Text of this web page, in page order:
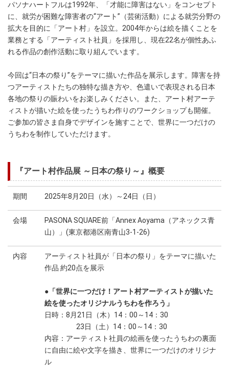
パソナハートフルは1992年、「才能に障害はない」をコンセプト
に、就労が困難な障害者の“アート”（芸術活動）による就労分野の
拡大を目的に「アート村」を設立。2004年からは絵を描くことを
業務とする「アーティスト社員」を採用し、現在22名が個性あふ
れる作品の創作活動に取り組んでいます。
今回は“日本の祭り”をテーマに描いた作品を展示します。障害を持
つアーティストたちの独特な描き方や、色遣いで表現される日本
各地の祭りの賑わいをお楽しみください。また、アート村アーテ
ィストが描いた絵を使ったうちわ作りのワークショップも開催。
ご参加の皆さま自身でデザインを施すことで、世界に一つだけの
うちわを制作していただけます。
『アート村作品展 ～日本の祭り～』概要
期間 2025年8月20日（水）～24日（日）
会場
PASONA SQUARE前「Annex Aoyama（アネックス青
山）」(東京都港区南青山3-1-26)
内容
アーティスト社員が「日本の祭り」をテーマに描いた
作品 約20点を展示
●「世界に一つだけ！アート村アーティストが描いた
絵を使ったオリジナルうちわを作ろう」
日時：8月21日（木）14：00～14：30
23日（土）14：00～14：30
内容：アーティスト社員の絵画を使ったうちわの裏面
に自由に絵や文字を描き、世界に一つだけのオリジナ
ル